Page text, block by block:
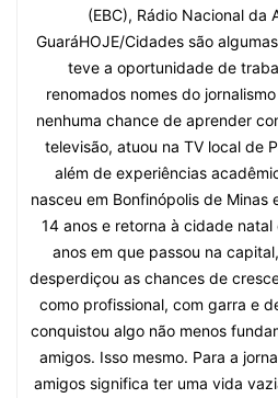
(EBC), Rádio Nacional da
GuaráHOJE/Cidades são
teve a oportunidade de
renomados nomes do
nenhuma chance de aprender
televisão, atuou na TV local de
além de experiências
nasceu em Bonfinópolis de Minas
14 anos e retorna à cidade
anos em que passou na
desperdiçou as chances de
como profissional, com garra e
conquistou algo não menos
amigos. Isso mesmo. Para a
amigos significa ter uma vida